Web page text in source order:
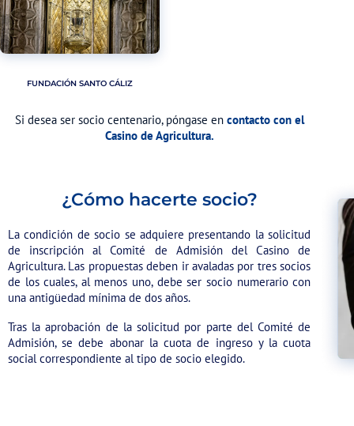
FUNDACIÓN SANTO CÁLIZ
Si desea ser socio centenario, póngase en contacto con el
Casino de Agricultura.
¿Cómo hacerte socio?
La condición de socio se adquiere presentando la solicitud
de inscripción al Comité de Admisión del Casino de
Agricultura. Las propuestas deben ir avaladas por tres socios
de los cuales, al menos uno, debe ser socio numerario con
una antigüedad mínima de dos años.
Tras la aprobación de la solicitud por parte del Comité de
Admisión, se debe abonar la cuota de ingreso y la cuota
social correspondiente al tipo de socio elegido.